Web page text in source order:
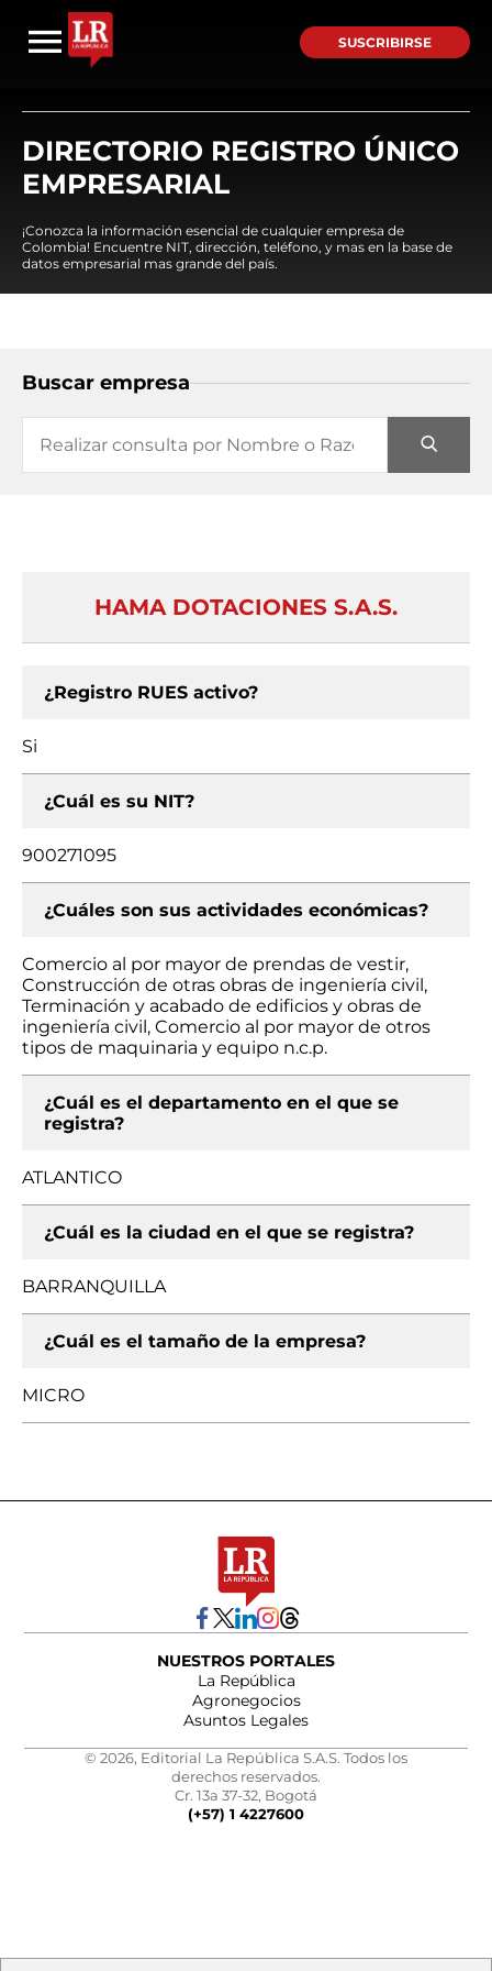
SUSCRIBIRSE
DIRECTORIO REGISTRO ÚNICO
EMPRESARIAL
¡Conozca la información esencial de cualquier empresa de
Colombia! Encuentre NIT, dirección, teléfono, y mas en la base de
datos empresarial mas grande del país.
Buscar empresa
HAMA DOTACIONES S.A.S.
¿Registro RUES activo?
Si
¿Cuál es su NIT?
900271095
¿Cuáles son sus actividades económicas?
Comercio al por mayor de prendas de vestir,
Construcción de otras obras de ingeniería civil,
Terminación y acabado de edificios y obras de
ingeniería civil, Comercio al por mayor de otros
tipos de maquinaria y equipo n.c.p.
¿Cuál es el departamento en el que se
registra?
ATLANTICO
¿Cuál es la ciudad en el que se registra?
BARRANQUILLA
¿Cuál es el tamaño de la empresa?
MICRO
NUESTROS PORTALES
La República
Agronegocios
Asuntos Legales
© 2026, Editorial La República S.A.S. Todos los
derechos reservados.
Cr. 13a 37-32, Bogotá
(+57) 1 4227600